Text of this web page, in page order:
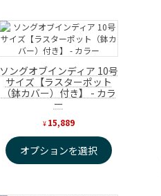
ソングオブインディア 10号
サイズ【ラスターポット
（鉢カバー）付き】 - カラ
ー
¥ 15,889
オプションを選択